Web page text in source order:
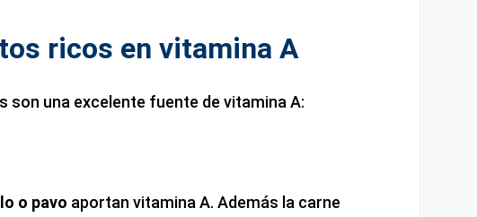
ricos en vitamina A
son una excelente fuente de vitamina A:
o pavo aportan vitamina A. Además la carne